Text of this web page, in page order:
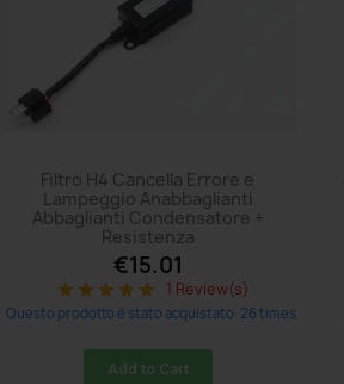
Filtro H4 Cancella Errore e
Lampeggio Anabbaglianti
Abbaglianti Condensatore +
Resistenza
€15.01
star star star star star 1 Review(s)
Questo prodotto è stato acquistato: 26 times
Add to Cart